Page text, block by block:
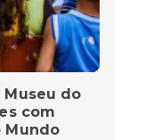
do
com
Mundo